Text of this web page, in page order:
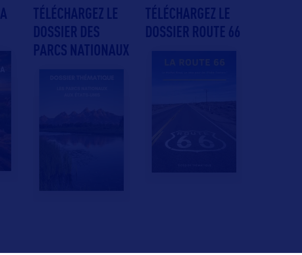
TÉLÉCHARGEZ LE
DOSSIER DES
PARCS NATIONAUX
TÉLÉCHARGEZ LE
DOSSIER ROUTE 66